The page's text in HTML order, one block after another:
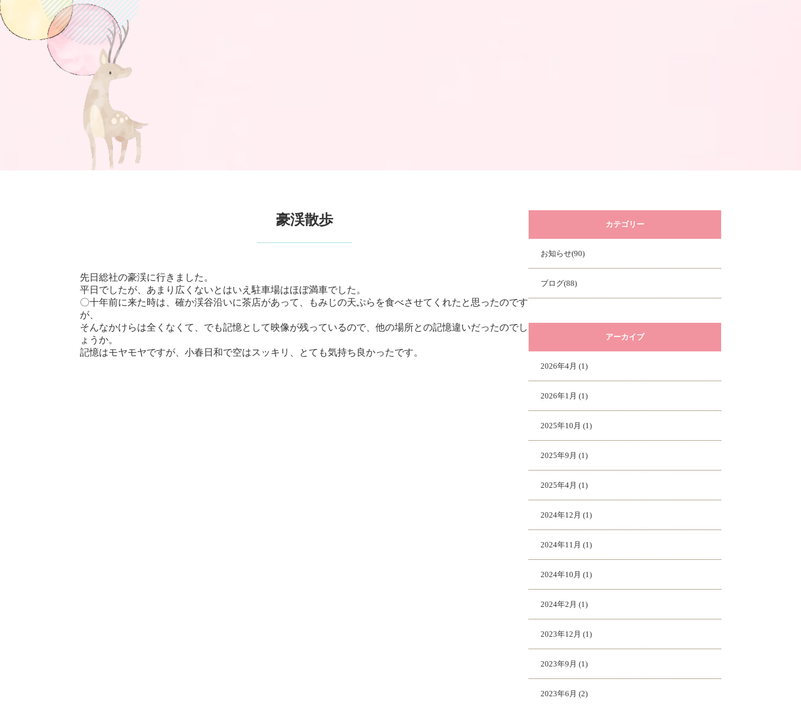
豪渓散歩
先日総社の豪渓に行きました。
平日でしたが、あまり広くないとはいえ駐車場はほぼ満車でした。
〇十年前に来た時は、確か渓谷沿いに茶店があって、もみじの天ぷらを食べさせてくれたと思ったのです
が、
そんなかけらは全くなくて、でも記憶として映像が残っているので、他の場所との記憶違いだったのでし
ょうか。
記憶はモヤモヤですが、小春日和で空はスッキリ、とても気持ち良かったです。
カテゴリー
お知らせ(90)
ブログ(88)
アーカイブ
2026年4月 (1)
2026年1月 (1)
2025年10月 (1)
2025年9月 (1)
2025年4月 (1)
2024年12月 (1)
2024年11月 (1)
2024年10月 (1)
2024年2月 (1)
2023年12月 (1)
2023年9月 (1)
2023年6月 (2)